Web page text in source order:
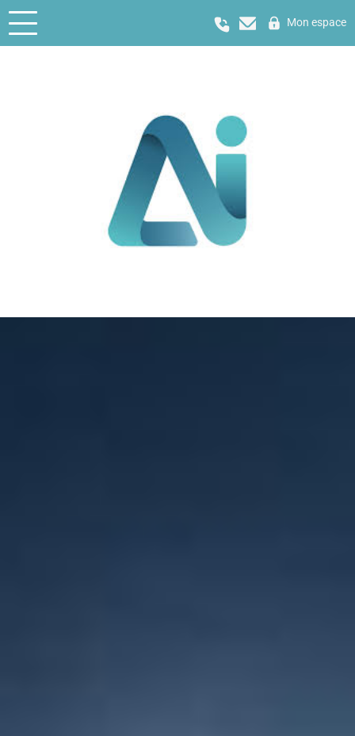
Mon espace